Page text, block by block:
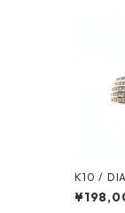
K10 /
ゴールド